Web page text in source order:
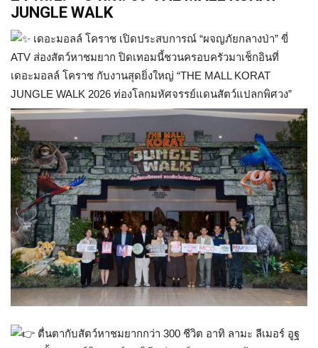
JUNGLE WALK
เดอะมอลล์ โคราช เปิดประสบการณ์ “ผจญภัยกลางป่า” ขี่
ATV ส่องสัตว์หาชมยาก ปิดเทอมนี้ชวนครอบครัวมาเช็กอินที่
เดอะมอลล์ โคราช กับงานสุดยิ่งใหญ่ “THE MALL KORAT
JUNGLE WALK 2026 ท่องโลกมหัศจรรย์แดนสัตว์แปลกพิศวง”
ตื่นตากับสัตว์หาชมยากกว่า 300 ชีวิต อาทิ ลามะ ลีเมอร์ อูฐ